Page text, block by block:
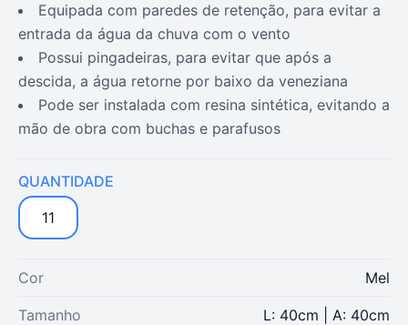
equipada com paredes de retenção, para evitar a
entrada da água da chuva com o vento
possui pingadeiras, para evitar que após a
descida, a água retorne por baixo da veneziana
pode ser instalada com resina sintética, evitando a
mão de obra com buchas e parafusos
QUANTIDADE
11
Cor Mel
Tamanho L: 40cm | A: 40cm